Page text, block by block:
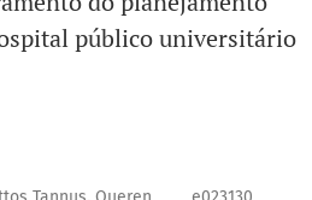
público universitário